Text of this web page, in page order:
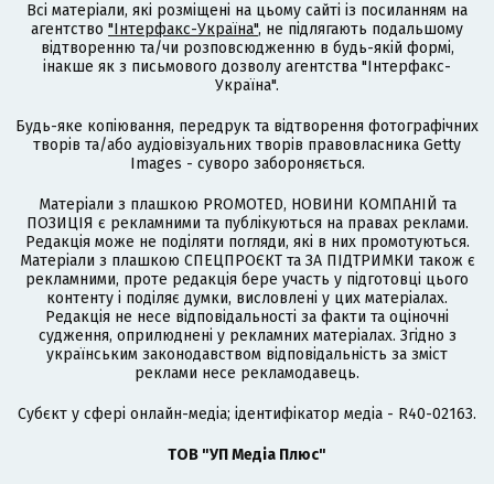
Всі матеріали, які розміщені на цьому сайті із посиланням на
агентство "Інтерфакс-Україна", не підлягають подальшому
відтворенню та/чи розповсюдженню в будь-якій формі,
інакше як з письмового дозволу агентства "Інтерфакс-
Україна".
Будь-яке копіювання, передрук та відтворення фотографічних
творів та/або аудіовізуальних творів правовласника Getty
Images - суворо забороняється.
Матеріали з плашкою PROMOTED, НОВИНИ КОМПАНІЙ та
ПОЗИЦІЯ є рекламними та публікуються на правах реклами.
Редакція може не поділяти погляди, які в них промотуються.
Матеріали з плашкою СПЕЦПРОЄКТ та ЗА ПІДТРИМКИ також є
рекламними, проте редакція бере участь у підготовці цього
контенту і поділяє думки, висловлені у цих матеріалах.
Редакція не несе відповідальності за факти та оціночні
судження, оприлюднені у рекламних матеріалах. Згідно з
українським законодавством відповідальність за зміст
реклами несе рекламодавець.
Cубєкт у сфері онлайн-медіа; ідентифікатор медіа - R40-02163.
ТОВ "УП Медіа Плюс"